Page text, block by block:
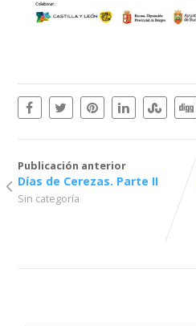
Publicación anterior
Días de Cerezas. Parte II
Sin categoría